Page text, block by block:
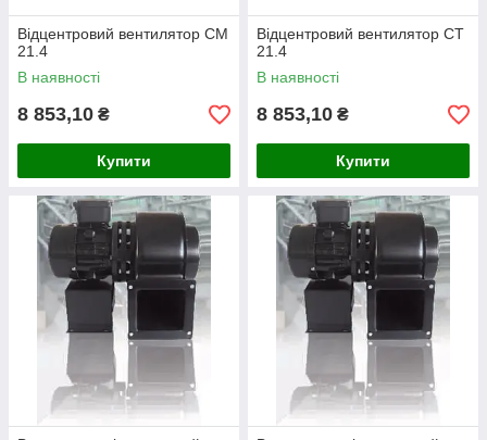
Відцентровий вентилятор СМ
21.4
В наявності
8 853,10 ₴
Купити
Відцентровий вентилятор CT
21.4
В наявності
8 853,10 ₴
Купити